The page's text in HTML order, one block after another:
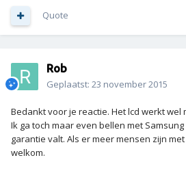
Quote
Rob
Geplaatst: 23 november 2015
Bedankt voor je reactie. Het lcd werkt wel
Ik ga toch maar even bellen met
garantie valt. Als er meer mensen zijn
welkom.